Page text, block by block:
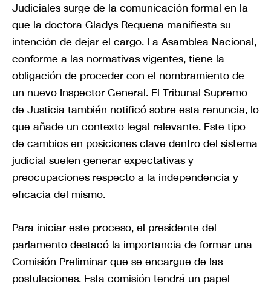
Judiciales surge de la comunicación formal en la
que la doctora Gladys Requena manifiesta su
intención de dejar el cargo. La Asamblea Nacional,
conforme a las normativas vigentes, tiene la
obligación de proceder con el nombramiento de
un nuevo Inspector General. El Tribunal Supremo
de Justicia también notificó sobre esta renuncia, lo
que añade un contexto legal relevante. Este tipo
de cambios en posiciones clave dentro del sistema
judicial suelen generar expectativas y
preocupaciones respecto a la independencia y
eficacia del mismo.
Para iniciar este proceso, el presidente del
parlamento destacó la importancia de formar una
Comisión Preliminar que se encargue de las
postulaciones. Esta comisión tendrá un papel